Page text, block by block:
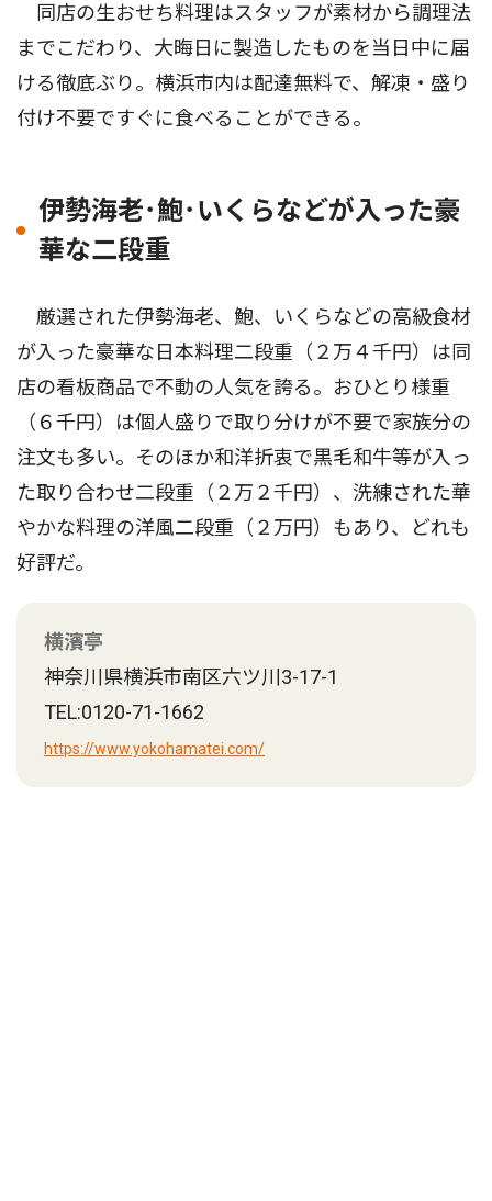
同店の生おせち料理はスタッフが素材から調理法
までこだわり、大晦日に製造したものを当日中に届
ける徹底ぶり。横浜市内は配達無料で、解凍・盛り
付け不要ですぐに食べることができる。
伊勢海老･鮑･いくらなどが入った豪
華な二段重
厳選された伊勢海老、鮑、いくらなどの高級食材
が入った豪華な日本料理二段重（２万４千円）は同
店の看板商品で不動の人気を誇る。おひとり様重
（６千円）は個人盛りで取り分けが不要で家族分の
注文も多い。そのほか和洋折衷で黒毛和牛等が入っ
た取り合わせ二段重（２万２千円）、洗練された華
やかな料理の洋風二段重（２万円）もあり、どれも
好評だ。
横濱亭
神奈川県横浜市南区六ツ川3-17-1
TEL:0120-71-1662
https://www.yokohamatei.com/